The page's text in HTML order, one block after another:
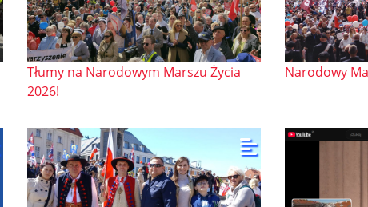
Tłumy na Narodowym Marszu Życia
2026!
Narodowy